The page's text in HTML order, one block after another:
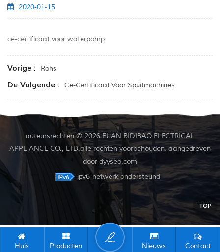
2020-01-15
ce-certificaat voor waterpomp
Vorige : Rohs
De Volgende : Ce-Certificaat Voor Spuitmachines
auteursrechten © 2026 FUAN BIDIBAO ELECTRICAL
APPLIANCE CO., LTD.alle rechten voorbehouden. aangedreven
door dyyseo.com
ipv6-netwerk ondersteund
Huis Producten Nieuws Contact
TOP